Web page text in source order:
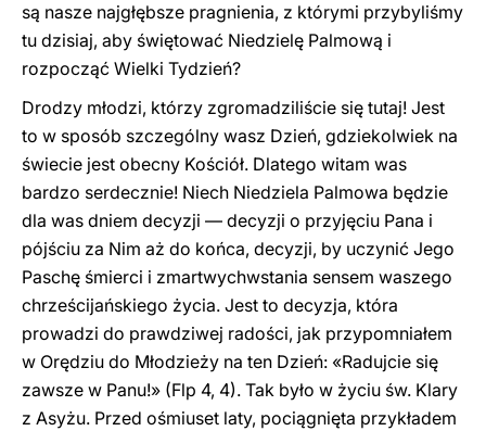
są nasze najgłębsze pragnienia, z którymi przybyliśmy
tu dzisiaj, aby świętować Niedzielę Palmową i
rozpocząć Wielki Tydzień?
Drodzy młodzi, którzy zgromadziliście się tutaj! Jest
to w sposób szczególny wasz Dzień, gdziekolwiek na
świecie jest obecny Kościół. Dlatego witam was
bardzo serdecznie! Niech Niedziela Palmowa będzie
dla was dniem decyzji — decyzji o przyjęciu Pana i
pójściu za Nim aż do końca, decyzji, by uczynić Jego
Paschę śmierci i zmartwychwstania sensem waszego
chrześcijańskiego życia. Jest to decyzja, która
prowadzi do prawdziwej radości, jak przypomniałem
w Orędziu do Młodzieży na ten Dzień: «Radujcie się
zawsze w Panu!» (Flp 4, 4). Tak było w życiu św. Klary
z Asyżu. Przed ośmiuset laty, pociągnięta przykładem